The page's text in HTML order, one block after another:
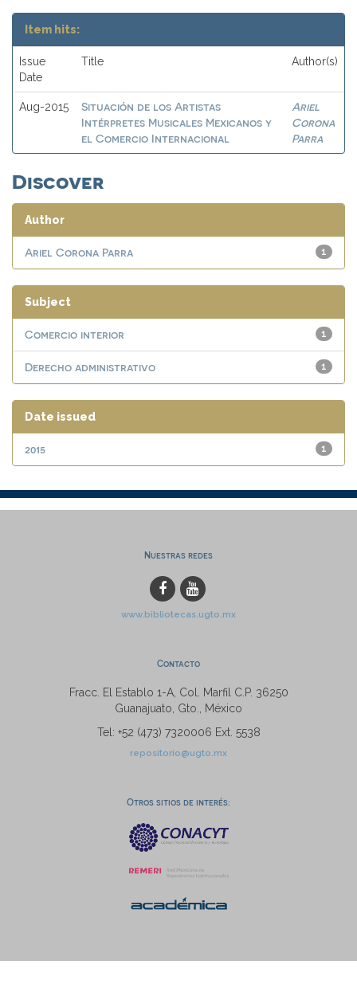
Item hits:
Issue
Date
Title Author(s)
Aug-2015
Situación de los Artistas
Intérpretes Musicales Mexicanos y
el Comercio Internacional
Ariel
Corona
Parra
Discover
Author
1
Ariel Corona Parra
Subject
1
Comercio interior
1
Derecho administrativo
Date issued
1
2015
Nuestras redes
www.bibliotecas.ugto.mx
Contacto
Fracc. El Establo 1-A, Col. Marfil C.P. 36250
Guanajuato, Gto., México
Tel: +52 (473) 7320006 Ext. 5538
repositorio@ugto.mx
Otros sitios de interés: